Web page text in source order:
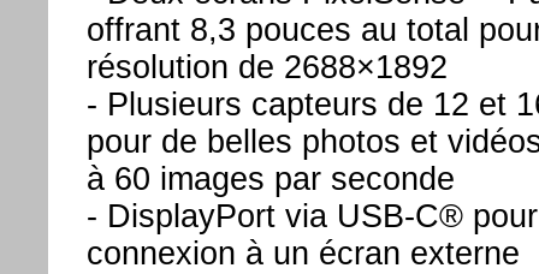
offrant 8,3 pouces au total
résolution de 2688×1892
- Plusieurs capteurs de 12 et
pour de belles photos et
à 60 images par seconde
- DisplayPort via USB-C® pour
connexion à un écran externe